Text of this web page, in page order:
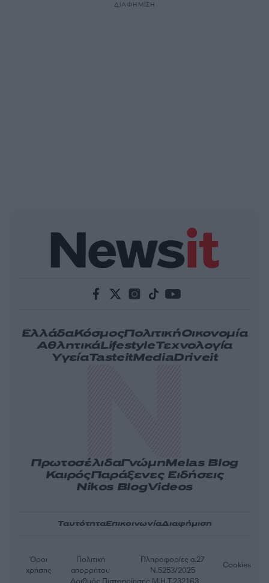
ΔΙΑΦΗΜΙΣΗ
ΕλλάδαΚόσμοςΠολιτικήΟικονομία
ΑθλητικάLifestyleΤεχνολογία
ΥγείαTasteitMediaDriveit
ΠρωτοσέλιδαΓνώμηMelas Blog
ΚαιρόςΠαράξενες Ειδήσεις
Nikos BlogVideos
ΤαυτότηταΕπικοινωνίαΔιαφήμιση
Όροι
χρήσης
Πολιτική
απορρήτου
Πληροφορίες α.27
Ν.5253/2025
Cookies